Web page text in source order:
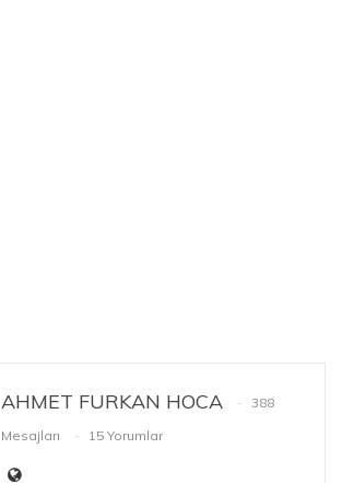
AHMET FURKAN HOCA
388
Mesajları
15 Yorumlar